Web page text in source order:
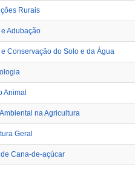
Rurais
Adubação
Conservação do Solo e da Água
Animal
na Agricultura
Geral
Cana-de-açúcar